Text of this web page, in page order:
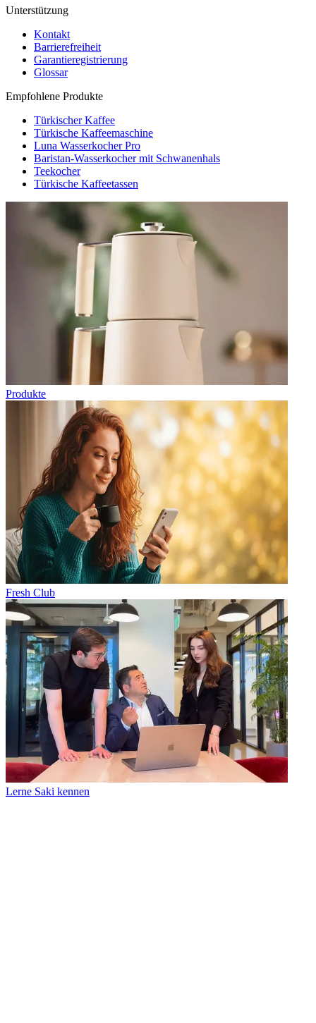
Unterstützung
Kontakt
Barrierefreiheit
Garantieregistrierung
Glossar
Empfohlene Produkte
Türkischer Kaffee
Türkische Kaffeemaschine
Luna Wasserkocher Pro
Baristan-Wasserkocher mit Schwanenhals
Teekocher
Türkische Kaffeetassen
Produkte
Fresh Club
Lerne Saki kennen